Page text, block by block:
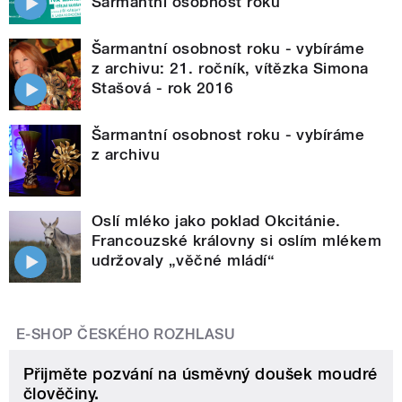
Šarmantní osobnost roku - vybíráme
z archivu: 21. ročník, vítězka Simona
Stašová - rok 2016
Šarmantní osobnost roku - vybíráme
z archivu
Oslí mléko jako poklad Okcitánie.
Francouzské královny si oslím mlékem
udržovaly „věčné mládí“
E-SHOP ČESKÉHO ROZHLASU
Přijměte pozvání na úsměvný doušek moudré
člověčiny.